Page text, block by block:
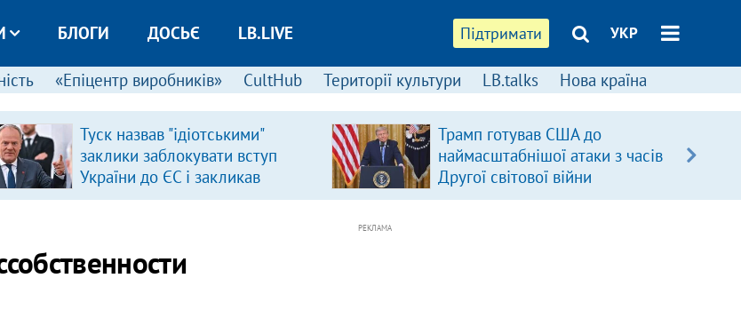
Підтримати УКР
БЛОГИ ДОСЬЄ LB.LIVE
«Епіцентр виробників» CultHub Території культури LB.talks Нова країна
Туск назвав "ідіотськими"
заклики заблокувати вступ
України до ЄС і закликав
припинити антиукраїнську
Трамп готував США до
наймасштабнішої атаки з часів
Другої світової війни
РЕКЛАМА